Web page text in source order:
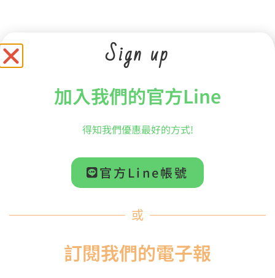
【INSOUNDMALLETS】CC PERCUSSION聯名教育
加入購物車
Sign up
加入我們的官方Line
得知我們優惠最好的方式!
官方Line帳號
或
訂閱我們的電子報